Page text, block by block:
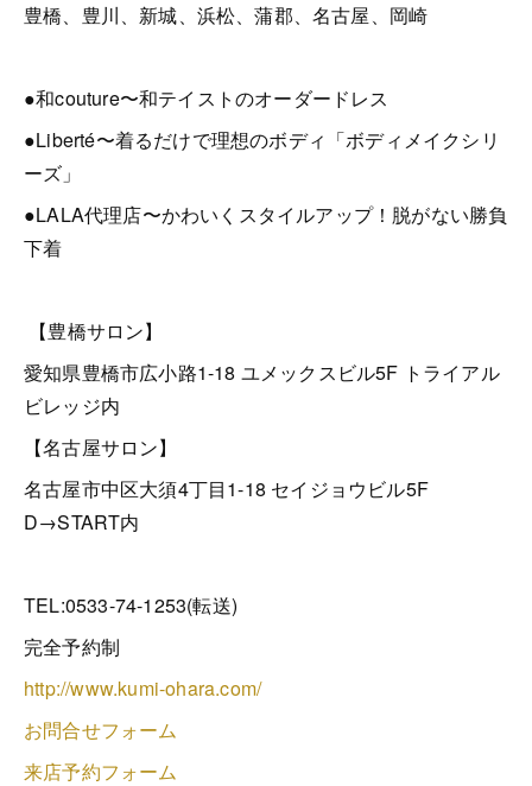
豊橋、豊川、新城、浜松、蒲郡、名古屋、岡崎
●和couture〜和テイストのオーダードレス
●Liberté〜着るだけで理想のボディ「ボディメイクシリ
ーズ」
●LALA代理店〜かわいくスタイルアップ！脱がない勝負
下着
【豊橋サロン】
愛知県豊橋市広小路1-18 ユメックスビル5F トライアル
ビレッジ内
【名古屋サロン】
名古屋市中区大須4丁目1-18 セイジョウビル5F
D→START内
TEL:0533-74-1253(転送)
完全予約制
http://www.kumi-ohara.com/
お問合せフォーム
来店予約フォーム